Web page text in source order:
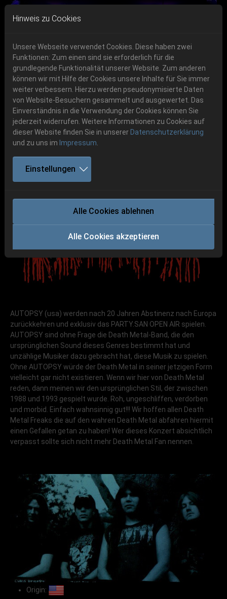
Skip to main navigation
Skip to main content
Skip to page footer
06.-08. August 2026
Schlotheim, Flugplatz Obermehler
Get your tickets!
Ticketshop www.cudgel.de
Previous Next
AUTOPSY
AUTOPSY (usa) werden nach 20 Jahren Abstinenz nach Europa
zurückkehren und exklusiv das PARTY.SAN OPEN AIR spielen.
AUTOPSY sind ohne Frage die Death Metal-Band, die den
ursprünglichen Sound dieses Genres bestimmt hat und
unzählige Musiker dazu gebracht hat, diese Musik zu spielen.
Ohne AUTOPSY würde der Death Metal in seiner jetzigen Form
vielleicht gar nicht existieren. Wenn wir hier von Death Metal
reden, dann meinen wir den ursprünglichen Stil, der zwischen
1988 und 1993 gespielt wurde. Roh, ungeschliffen, verdorben
und morbid. Einfach wahnsinnig gut!!! Wir hoffen allen Death
Metal Freaks die auf den wahren Death Metal abfahren hiermit
einen Gefallen getan zu haben! Wer dieses Konzert absichtlich
verpasst sollte sich nicht mehr Death Metal Fan nennen.
Origin:
Hinweis zu Cookies
Unsere Webseite verwendet Cookies. Diese haben zwei
Funktionen: Zum einen sind sie erforderlich für die
grundlegende Funktionalität unserer Website. Zum anderen
können wir mit Hilfe der Cookies unsere Inhalte für Sie immer
weiter verbessern. Hierzu werden pseudonymisierte Daten
von Website-Besuchern gesammelt und ausgewertet. Das
Einverständnis in die Verwendung der Cookies können Sie
jederzeit widerrufen. Weitere Informationen zu Cookies auf
dieser Website finden Sie in unserer Datenschutzerklärung
und zu uns im Impressum
Einstellungen
Alle Cookies ablehnen
Alle Cookies akzeptieren